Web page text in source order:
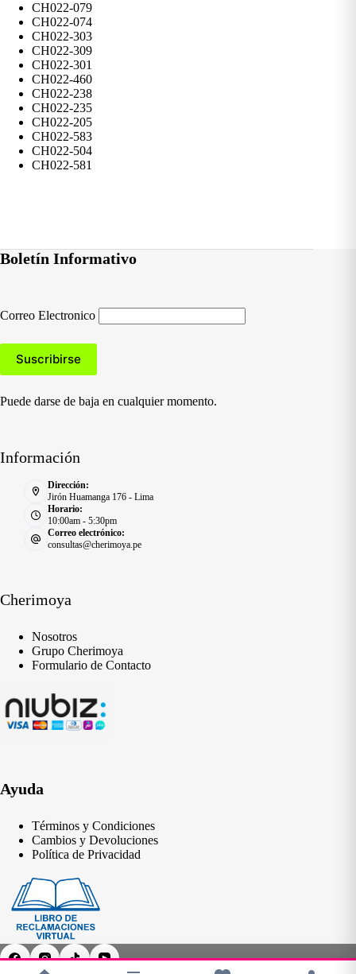
CH022-079
CH022-074
CH022-303
CH022-309
CH022-301
CH022-460
CH022-238
CH022-235
CH022-205
CH022-583
CH022-504
CH022-581
Boletín Informativo
Correo Electronico
Puede darse de baja en cualquier momento.
Información
Dirección:
Jirón Huamanga 176 - Lima
Horario:
10:00am - 5:30pm
Correo electrónico:
consultas@cherimoya.pe
Cherimoya
Nosotros
Grupo Cherimoya
Formulario de Contacto
Ayuda
Términos y Condiciones
Cambios y Devoluciones
Política de Privacidad